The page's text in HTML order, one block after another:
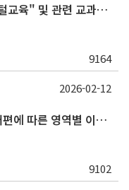
§교직소양 필수 신설 교과목 "디지털교육" 및 관련 교과목 권장 이수 순서 안내§
9164
§2025학년도 시행 교양교과과정 개편에 따른 영역별 이수 안내 (재학생 및 2013학번 포함 이전 학번 대상)§
9102
2026-02-12